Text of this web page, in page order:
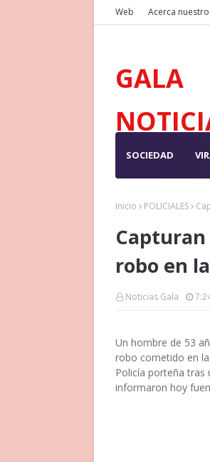
Web Acerca nuestro
GALA
SOCIEDAD
Inicio POLICIALES
robo en
Noticias Gala
Un hombre de 53
robo cometido en
Policía porteña tras
informaron hoy